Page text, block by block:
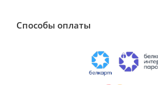
Способы оплаты